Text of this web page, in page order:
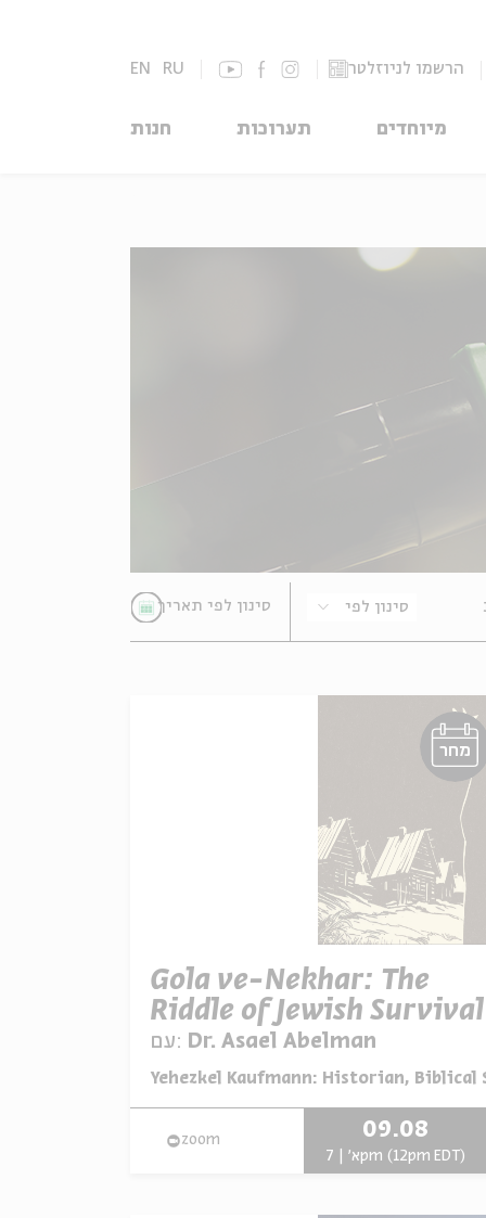
הרשמו לניוזלטר EN RU
מיוחדים תערוכות חנות
סינון לפי
מחר
Gola ve-Nekhar: The
Riddle of Jewish Survival
עם: Dr. Asael Abelman
מתוך:
Yehezkel Kaufmann: Historian, Biblical
zoom 09.08
א' | 7pm (12pm EDT)